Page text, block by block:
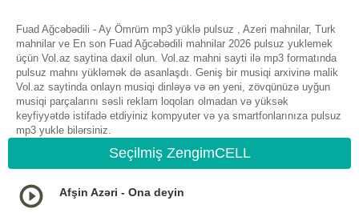
Fuad Ağcəbədili - Ay Ömrüm mp3 yüklə pulsuz , Azeri mahnilar, Turk
mahnilar ve En son Fuad Ağcəbədili mahnilar 2026 pulsuz yuklemek
üçün Vol.az saytina daxil olun. Vol.az mahni sayti ilə mp3 formatında
pulsuz mahnı yükləmək də asanlaşdı. Geniş bir musiqi arxivinə malik
Vol.az saytinda onlayn musiqi dinləyə və ən yeni, zövqünüzə uyğun
musiqi parçalarını səsli reklam loqoları olmadan və yüksək
keyfiyyətdə istifadə etdiyiniz kompyuter və ya smartfonlarınıza pulsuz
mp3 yukle bilərsiniz.
Seçilmiş ZengimCELL
Afşin Azəri - Ona deyin